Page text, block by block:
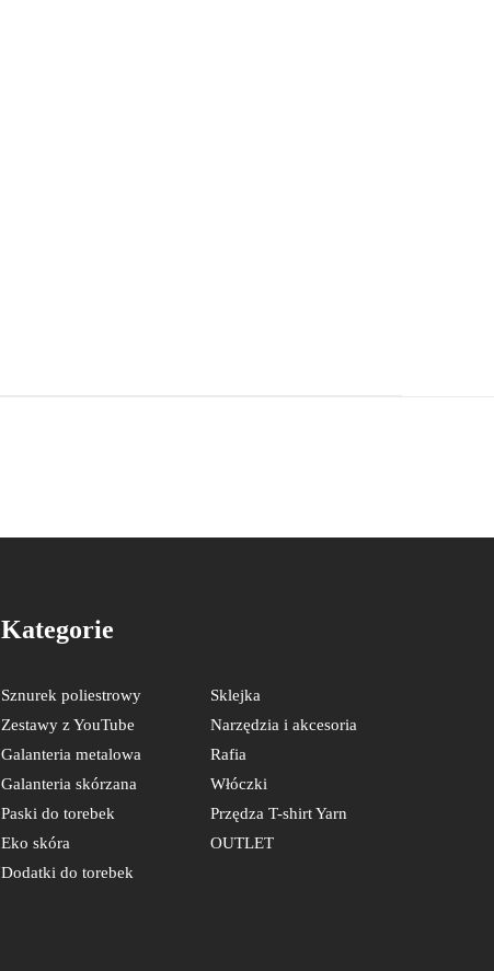
Kategorie
Sznurek poliestrowy
Zestawy z YouTube
Galanteria metalowa
Galanteria skórzana
Paski do torebek
Eko skóra
Dodatki do torebek
Sklejka
Narzędzia i akcesoria
Rafia
Włóczki
Przędza T-shirt Yarn
OUTLET